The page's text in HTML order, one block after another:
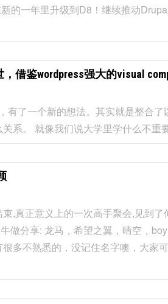
的一年里升级到D8！继续推动
借鉴wordpress强大的visual
有了一个新的想法。其实就是整合了
系。 就像我们说大学里学什么不重
,真正意义上的一次高手聚会,见到
做分享: 龙马，希望之翼，晴空，
多不熟悉的，没记住名字噢，大家